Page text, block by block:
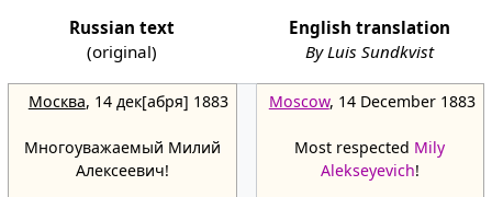
Russian text
(original)
English translation
By Luis Sundkvist
Москва, 14 дек[абря] 1883
Многоуважаемый Милий
Алексеевич!
Moscow, 14 December 1883
Most respected Mily
Alekseyevich!